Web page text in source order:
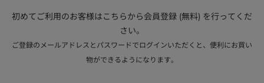
初めてご利用のお客様はこちらから会員登録 (無料) を行ってくだ
さい。
ご登録のメールアドレスとパスワードでログインいただくと、便利にお買い
物ができるようになります。